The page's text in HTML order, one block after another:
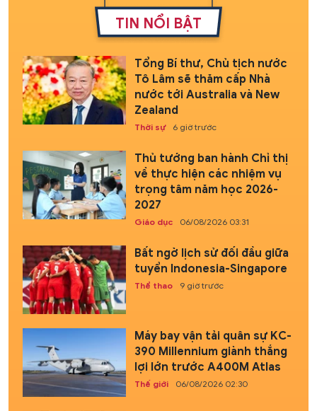
TIN NỔI BẬT
Tổng Bí thư, Chủ tịch nước
Tô Lâm sẽ thăm cấp Nhà
nước tới Australia và New
Zealand
Thời sự 6 giờ trước
Thủ tướng ban hành Chỉ thị
về thực hiện các nhiệm vụ
trọng tâm năm học 2026-
2027
Giáo dục 06/08/2026 03:31
Bất ngờ lịch sử đối đầu giữa
tuyển Indonesia-Singapore
Thể thao 9 giờ trước
Máy bay vận tải quân sự KC-
390 Millennium giành thắng
lợi lớn trước A400M Atlas
Thế giới 06/08/2026 02:30